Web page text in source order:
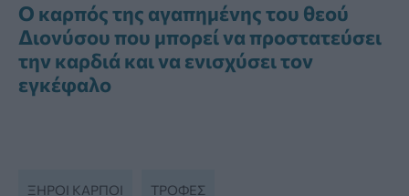
Ο καρπός της αγαπημένης του θεού
Διονύσου που μπορεί να προστατεύσει
την καρδιά και να ενισχύσει τον
εγκέφαλο
ΞΗΡΟΊ ΚΑΡΠΟΊ ΤΡΟΦΈΣ